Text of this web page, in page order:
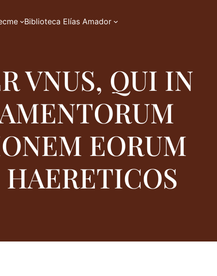
Biblioteca Elías Amador
VNUS, QUI IN
EORUM